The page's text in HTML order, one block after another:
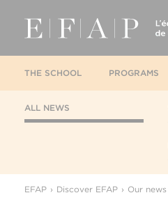
THE SCHOOL PROGRAMS
ALL NEWS
EFAP Discover EFAP Our news